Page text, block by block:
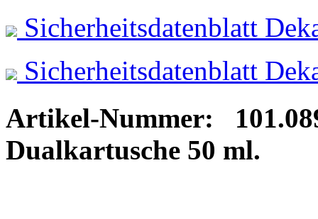
Sicherheitsdatenblatt
Sicherheitsdatenblatt
Artikel-Nummer:
Dualkartusche 50 ml.